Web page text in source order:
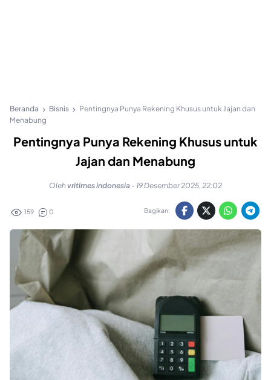
Beranda Bisnis
Pentingnya Punya Rekening Khusus untuk Jajan dan
Menabung
Pentingnya Punya Rekening Khusus untuk
Jajan dan Menabung
Oleh vritimes indonesia - 19 Desember 2025, 22:02
159 0 Bagikan: